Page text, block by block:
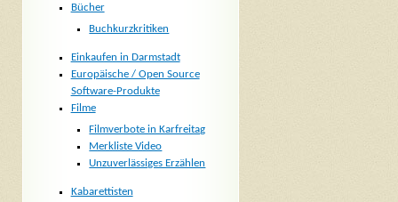
Bücher
Buchkurzkritiken
Einkaufen in Darmstadt
Europäische / Open Source
Software-Produkte
Filme
Filmverbote in Karfreitag
Merkliste Video
Unzuverlässiges Erzählen
Kabarettisten